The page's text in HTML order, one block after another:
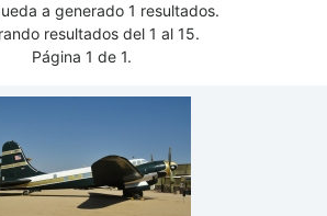
a generado 1 resultados.
resultados del 1 al 15.
Página 1 de 1.